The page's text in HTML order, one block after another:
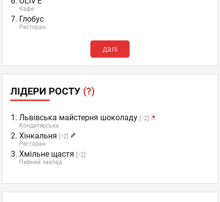
Кафе
Глобус
Ресторан
далі
ЛІДЕРИ РОСТУ (?)
Львівська майстерня шоколаду [↑2]
Кондитерська
Хінкальня [↑2]
Ресторан
Хмільне щастя [↑2]
Пивний заклад